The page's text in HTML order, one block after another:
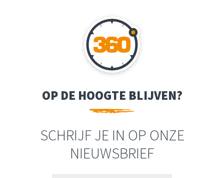
OP DE HOOGTE BLIJVEN?
SCHRIJF JE IN OP ONZE
NIEUWSBRIEF